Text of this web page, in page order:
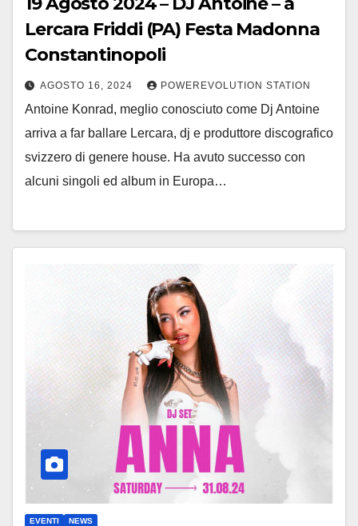
Lercara Friddi (PA) Festa Madonna
Constantinopoli
AGOSTO 16, 2024 POWEREVOLUTION STATION
Antoine Konrad, meglio conosciuto come Dj Antoine
arriva a far ballare Lercara, dj e produttore discografico
svizzero di genere house. Ha avuto successo con
alcuni singoli ed album in Europa…
EVENTI NEWS